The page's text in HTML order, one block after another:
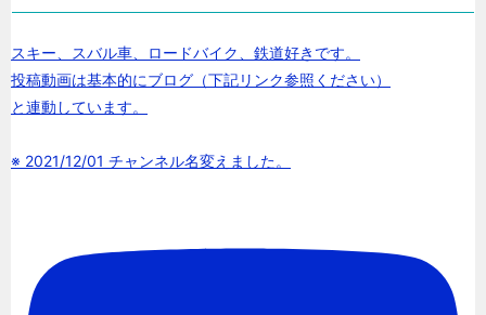
スキー、スバル車、ロードバイク、鉄道好きです。
投稿動画は基本的にブログ（下記リンク参照ください）
と連動しています。
※ 2021/12/01 チャンネル名変えました。